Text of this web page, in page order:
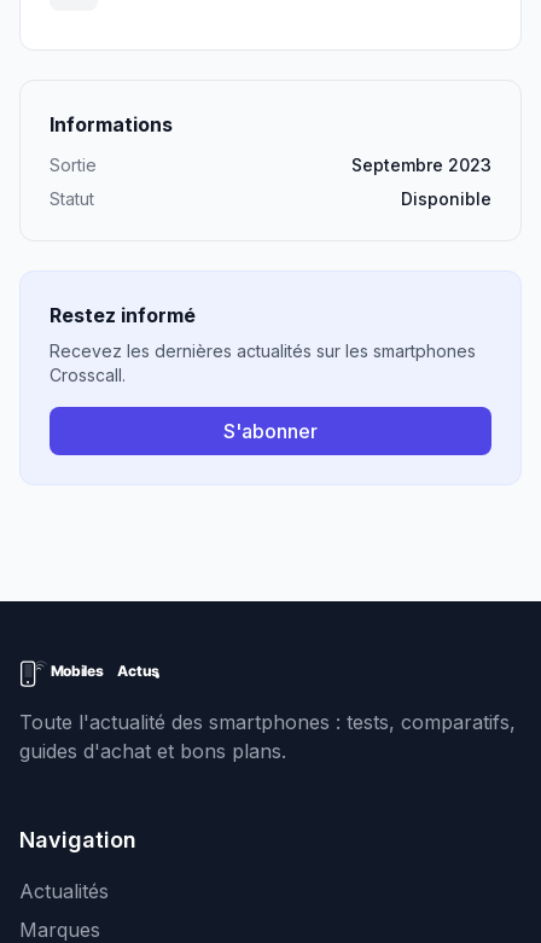
Informations
Sortie
Septembre 2023
Statut
Disponible
Restez informé
Recevez les dernières actualités sur les smartphones
Crosscall.
S'abonner
Toute l'actualité des smartphones : tests, comparatifs,
guides d'achat et bons plans.
Navigation
Actualités
Marques